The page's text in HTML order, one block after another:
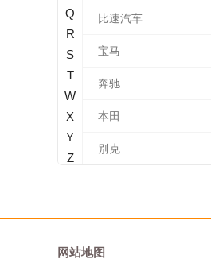
Q
R
S
T
W
X
Y
Z
比速汽车
宝马
奔驰
本田
别克
宝沃
网站地图